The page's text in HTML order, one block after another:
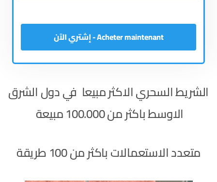
Acheter maintenant - إشتري الآن
الشريطالسحري الاكثر مبيعا في دول الشرق
الاوسط باكثر من 100.000 مبيعة
متعدد الاستعمالات باكثر من 100 طريقة